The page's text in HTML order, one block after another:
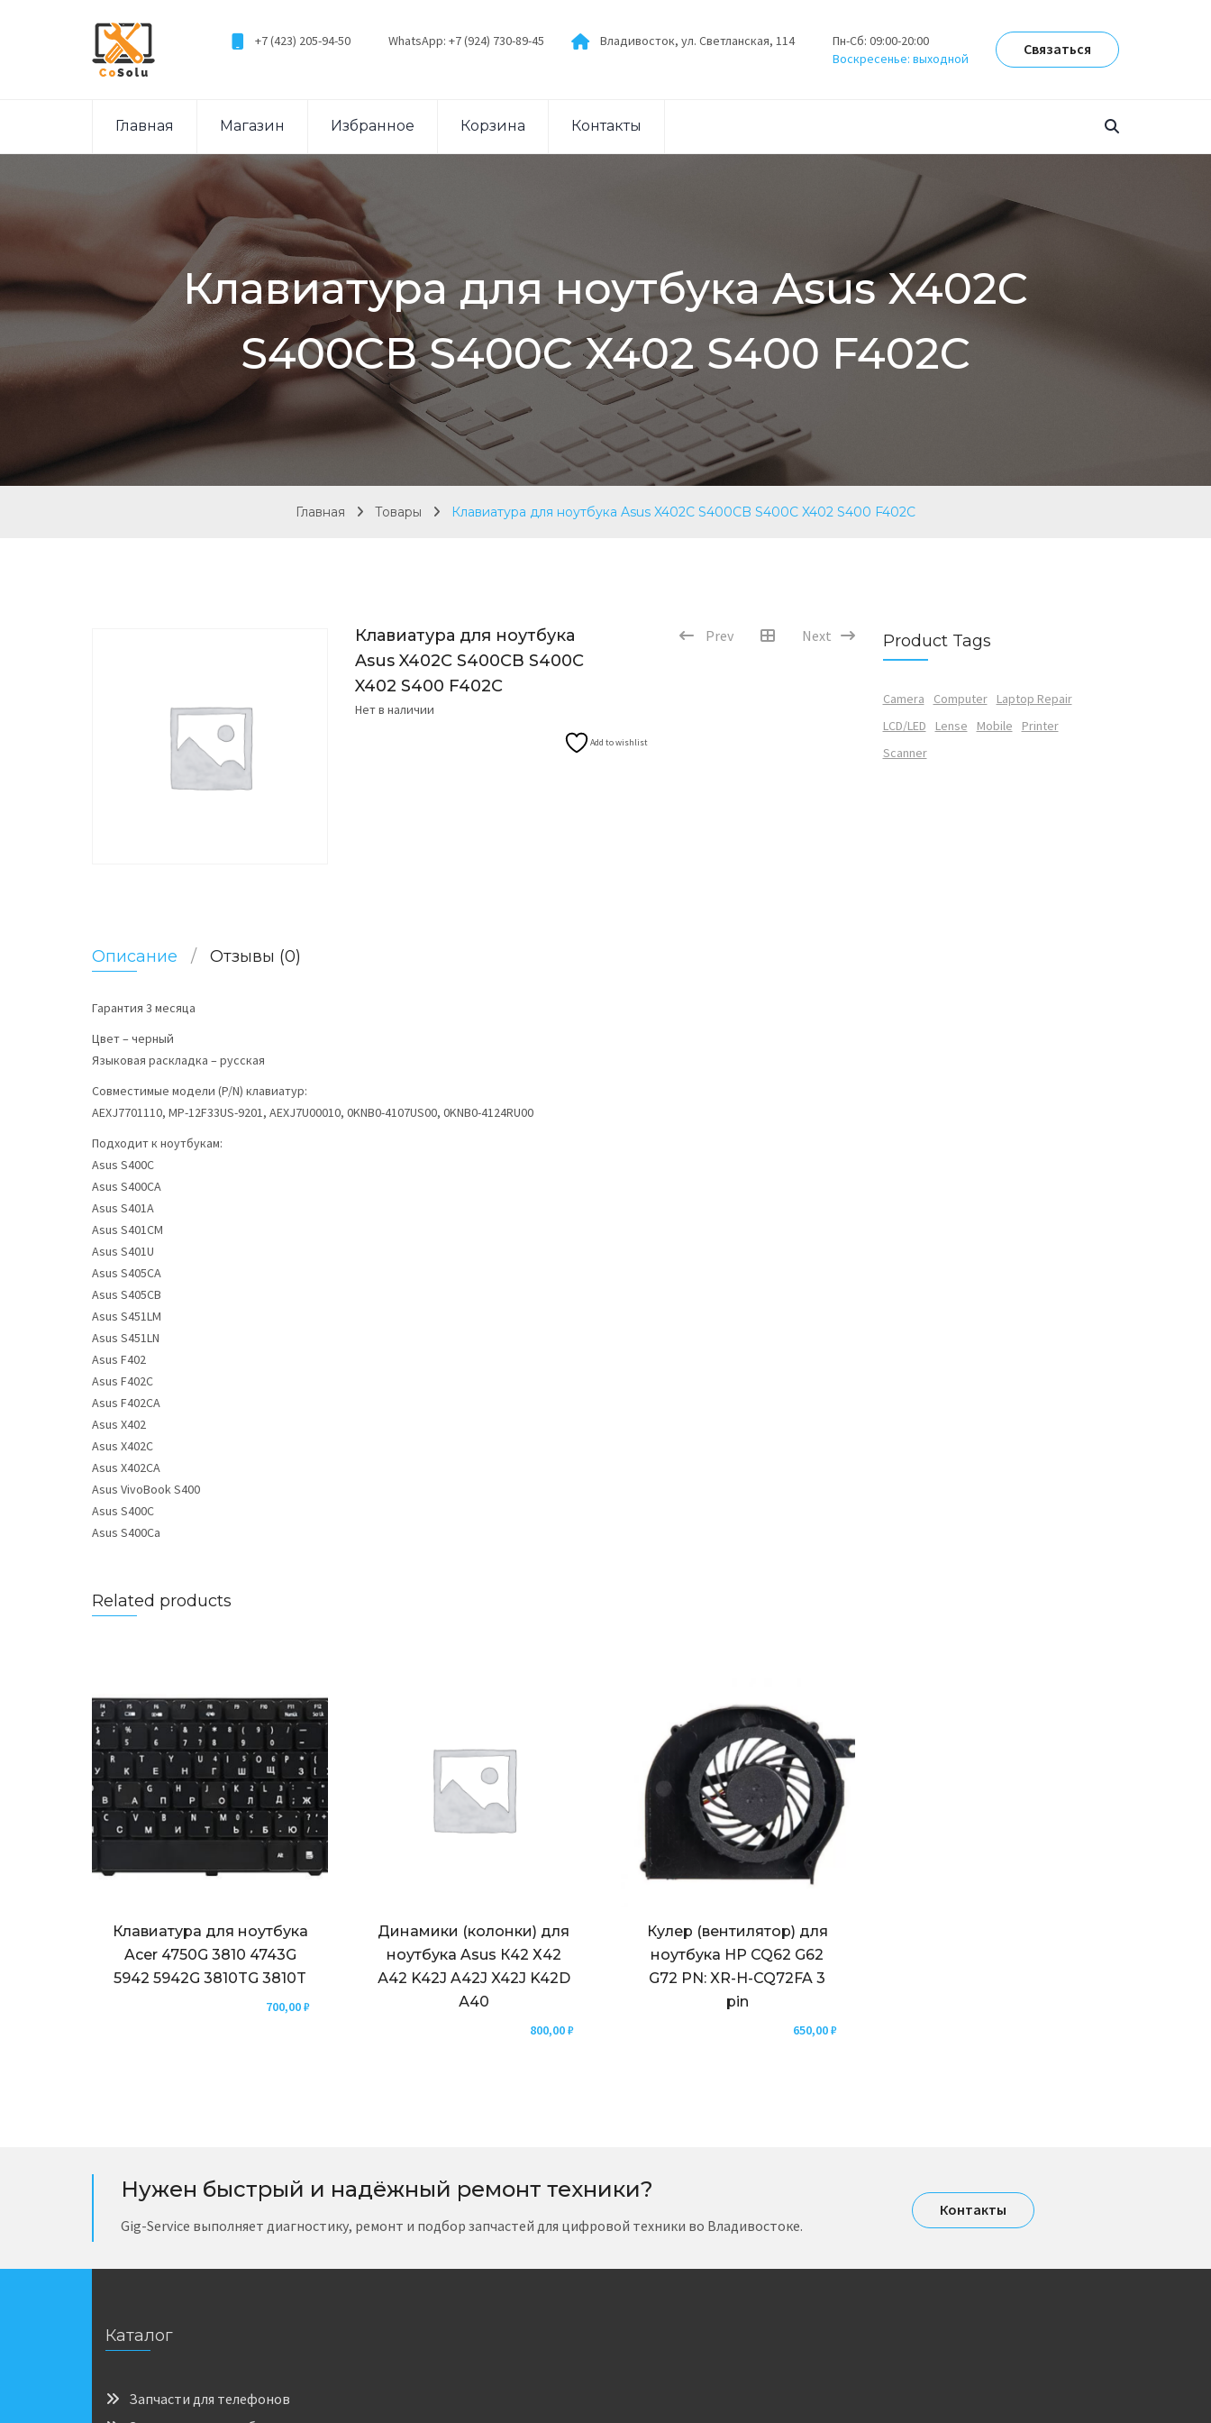
+7 (423) 205-94-50 WhatsApp: +7 (924) 730-89-45 Владивосток, ул. Светланская, 114
Пн-Сб: 09:00-20:00
Воскресенье: выходной
Связаться
Главная Магазин Избранное Корзина Контакты
Клавиатура для ноутбука Asus X402C
S400CB S400C X402 S400 F402C
Главная Товары Клавиатура для ноутбука Asus X402C S400CB S400C X402 S400 F402C
Prev Next
Клавиатура для ноутбука
Asus X402C S400CB S400C
X402 S400 F402C
Нет в наличии
Add to wishlist
Описание Отзывы (0)
Гарантия 3 месяца
Цвет – черный
Языковая раскладка – русская
Совместимые модели (P/N) клавиатур:
AEXJ7701110, MP-12F33US-9201, AEXJ7U00010, 0KNB0-4107US00, 0KNB0-4124RU00
Подходит к ноутбукам:
Asus S400C
Asus S400CA
Asus S401A
Asus S401CM
Asus S401U
Asus S405CA
Asus S405CB
Asus S451LM
Asus S451LN
Asus F402
Asus F402C
Asus F402CA
Asus X402
Asus X402C
Asus X402CA
Asus VivoBook S400
Asus S400C
Asus S400Ca
Related products
Клавиатура для ноутбука
Acer 4750G 3810 4743G
5942 5942G 3810TG 3810T
700,00₽
Динамики (колонки) для
ноутбука Asus К42 Х42
А42 K42J A42J X42J K42D
А40
800,00₽
Кулер (вентилятор) для
ноутбука HP CQ62 G62
G72 PN: XR-H-CQ72FA 3
pin
650,00₽
Product Tags
Camera Computer
Laptop Repair
LCD/LED
Lense Mobile
Printer
Scanner
Нужен быстрый и надёжный ремонт техники?
Gig-Service выполняет диагностику, ремонт и подбор запчастей для цифровой техники во Владивостоке.
Контакты
Каталог
Запчасти для телефонов